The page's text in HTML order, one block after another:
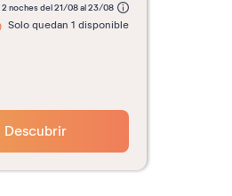
noviembre
2026
2 noches del 21/08 al 23/08
Solo quedan 1 disponible
Descubrir